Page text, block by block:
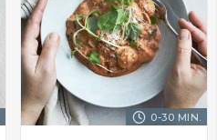
0-30 MIN.